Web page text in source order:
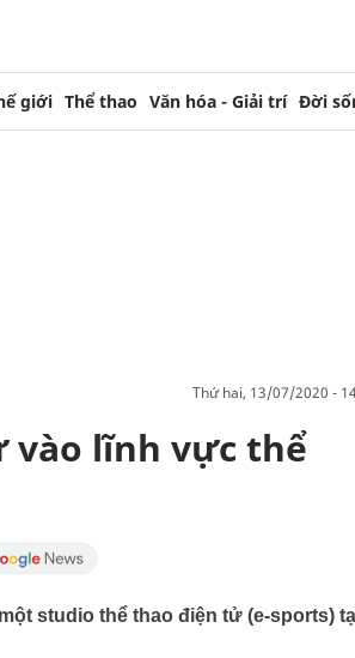
giới Thể thao Văn hóa - Giải trí Đời
thứ hai, 13/07/2020 -
vào lĩnh vực thể
studio thể thao điện tử (e-sports)